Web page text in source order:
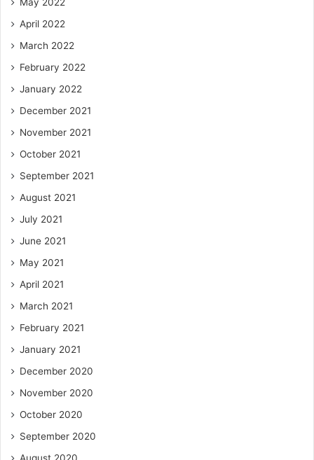
April 2022
March 2022
February 2022
January 2022
December 2021
November 2021
October 2021
September 2021
August 2021
July 2021
June 2021
May 2021
April 2021
March 2021
February 2021
January 2021
December 2020
November 2020
October 2020
September 2020
August 2020